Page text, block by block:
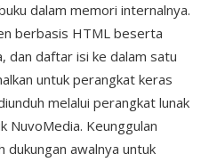
dalam memori internalnya.
berbasis HTML beserta
dan daftar isi ke dalam satu
untuk perangkat keras
melalui perangkat lunak
NuvoMedia. Keunggulan
awalnya untuk